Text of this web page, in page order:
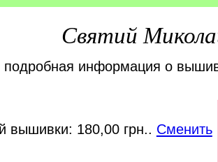
Святий
подробная информация о
вышивки: 180,00 грн.. Сменить